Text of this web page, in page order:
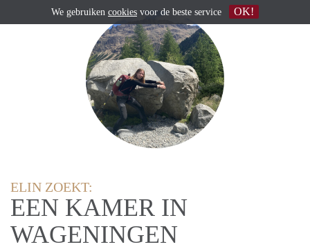
ELIN ZOEKT:
EEN KAMER IN
WAGENINGEN
We gebruiken cookies voor de beste service OK!